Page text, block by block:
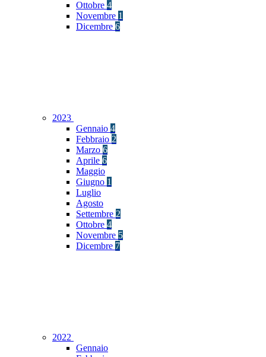
Ottobre 4
Novembre 1
Dicembre 6
2023
Gennaio 4
Febbraio 2
Marzo 6
Aprile 6
Maggio
Giugno 1
Luglio
Agosto
Settembre 2
Ottobre 4
Novembre 5
Dicembre 7
2022
Gennaio